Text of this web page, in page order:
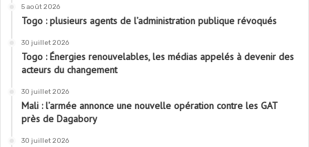
5 août 2026
Togo : plusieurs agents de l’administration publique révoqués
30 juillet 2026
Togo : Énergies renouvelables, les médias appelés à devenir des
acteurs du changement
30 juillet 2026
Mali : l’armée annonce une nouvelle opération contre les GAT
près de Dagabory
30 juillet 2026